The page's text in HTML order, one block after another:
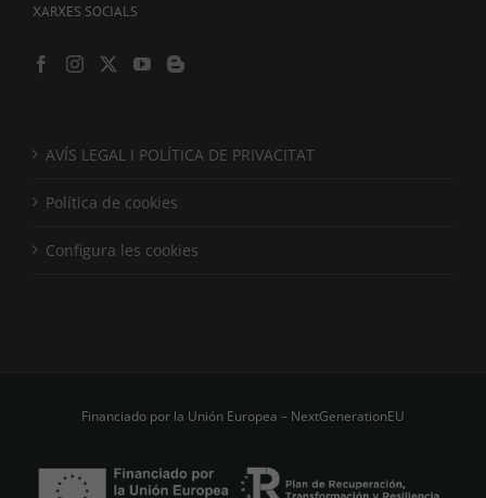
XARXES SOCIALS
AVÍS LEGAL I POLÍTICA DE PRIVACITAT
Política de cookies
Configura les cookies
Financiado por la Unión Europea – NextGenerationEU